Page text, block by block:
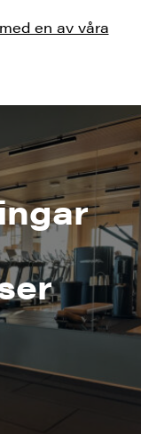
en av våra